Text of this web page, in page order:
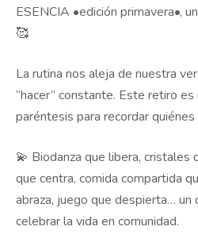
ESENCIA •edición primavera•,
🥰
La rutina nos aleja de nuestra
“hacer” constante. Este retiro es
paréntesis para recordar
💫 Biodanza que libera, cristales
que centra, comida compartida
abraza, juego que despierta… un
celebrar la vida en comunidad.